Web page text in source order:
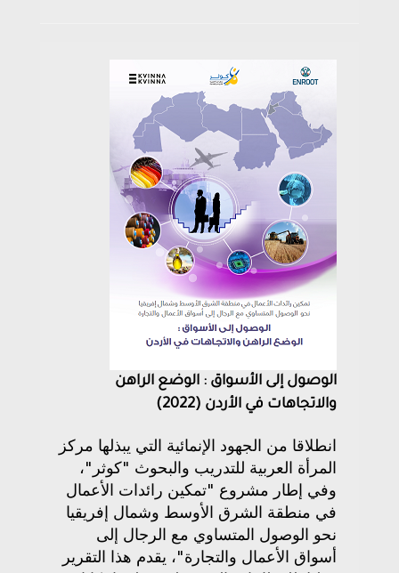
الوصول إلى الأسواق : الوضع الراهن
والاتجاهات في الأردن (2022)
انطلاقا من الجهود الإنمائية التي يبذلها مركز
المرأة العربية للتدريب والبحوث "كوثر"،
وفي إطار مشروع "تمكين رائدات الأعمال
في منطقة الشرق الأوسط وشمال إفريقيا
نحو الوصول المتساوي مع الرجال إلى
أسواق الأعمال والتجارة"، يقدم هذا التقرير